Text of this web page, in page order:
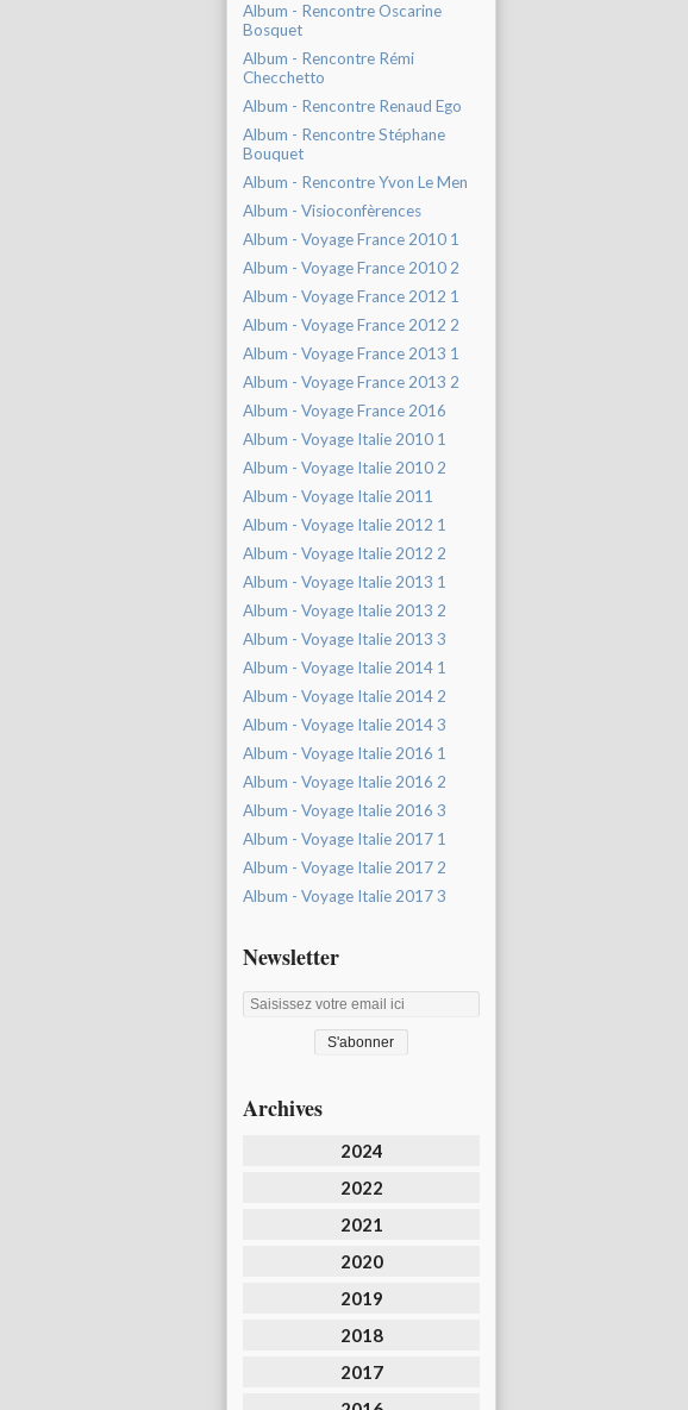
Album - Rencontre Oscarine
Bosquet
Album - Rencontre Rémi
Checchetto
Album - Rencontre Renaud Ego
Album - Rencontre Stéphane
Bouquet
Album - Rencontre Yvon Le Men
Album - Visioconfèrences
Album - Voyage France 2010 1
Album - Voyage France 2010 2
Album - Voyage France 2012 1
Album - Voyage France 2012 2
Album - Voyage France 2013 1
Album - Voyage France 2013 2
Album - Voyage France 2016
Album - Voyage Italie 2010 1
Album - Voyage Italie 2010 2
Album - Voyage Italie 2011
Album - Voyage Italie 2012 1
Album - Voyage Italie 2012 2
Album - Voyage Italie 2013 1
Album - Voyage Italie 2013 2
Album - Voyage Italie 2013 3
Album - Voyage Italie 2014 1
Album - Voyage Italie 2014 2
Album - Voyage Italie 2014 3
Album - Voyage Italie 2016 1
Album - Voyage Italie 2016 2
Album - Voyage Italie 2016 3
Album - Voyage Italie 2017 1
Album - Voyage Italie 2017 2
Album - Voyage Italie 2017 3
Newsletter
Archives
2024
2022
2021
2020
2019
2018
2017